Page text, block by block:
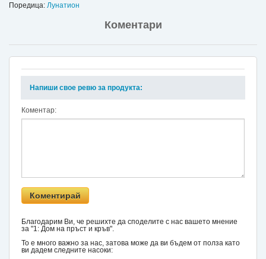
Поредица: Лунатион
Коментари
Напиши свое ревю за продукта:
Коментар:
Благодарим Ви, че решихте да споделите с нас вашето мнение
за "1: Дом на пръст и кръв".
То е много важно за нас, затова може да ви бъдем от полза като
ви дадем следните насоки: